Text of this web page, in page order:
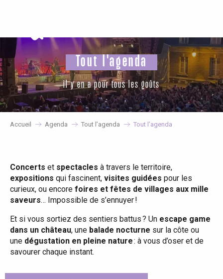
principal
Tout l'agenda
il y en a pour tous les goûts
Accueil Agenda Tout l’agenda Tout l’agenda
Concerts et spectacles à travers le territoire,
expositions qui fascinent, visites guidées pour les
curieux, ou encore foires et fêtes de villages aux mille
saveurs… Impossible de s’ennuyer !
Et si vous sortiez des sentiers battus ? Un escape game
dans un château, une balade nocturne sur la côte ou
une dégustation en pleine nature: à vous d’oser et de
savourer chaque instant.